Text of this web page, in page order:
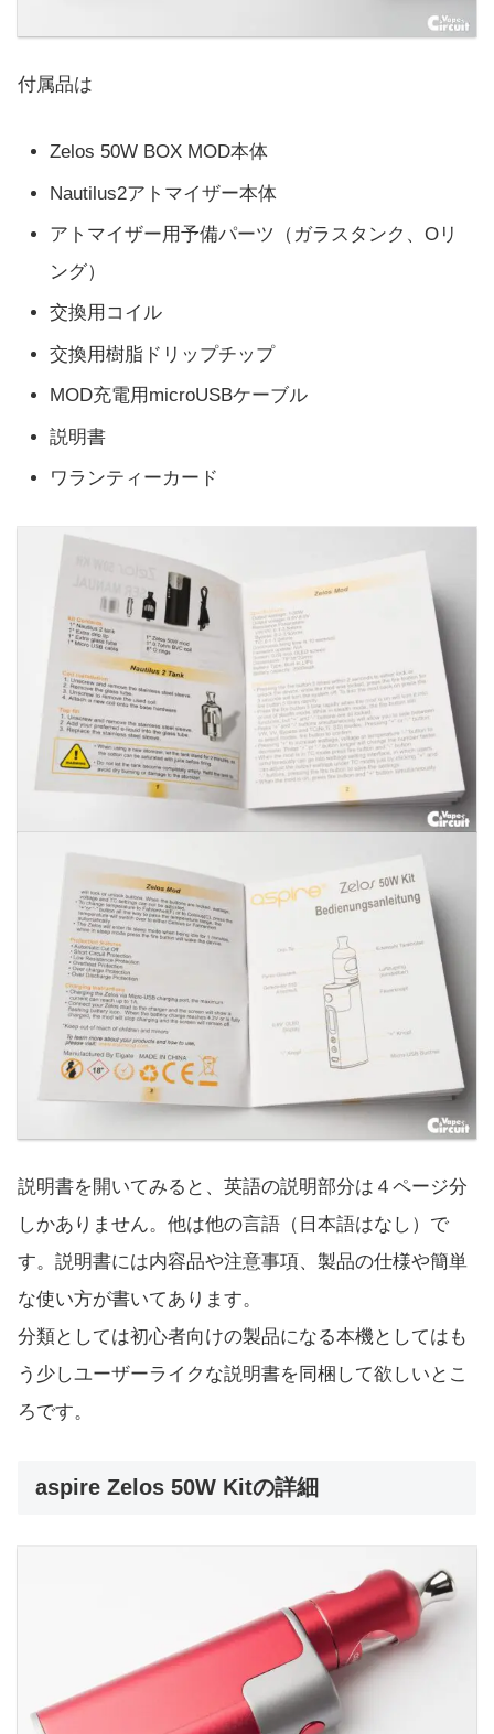
付属品は
Zelos 50W BOX MOD本体
Nautilus2アトマイザー本体
アトマイザー用予備パーツ（ガラスタンク、Oリ
ング）
交換用コイル
交換用樹脂ドリップチップ
MOD充電用microUSBケーブル
説明書
ワランティーカード
説明書を開いてみると、英語の説明部分は４ページ分
しかありません。他は他の言語（日本語はなし）で
す。説明書には内容品や注意事項、製品の仕様や簡単
な使い方が書いてあります。
分類としては初心者向けの製品になる本機としてはも
う少しユーザーライクな説明書を同梱して欲しいとこ
ろです。
aspire Zelos 50W Kitの詳細